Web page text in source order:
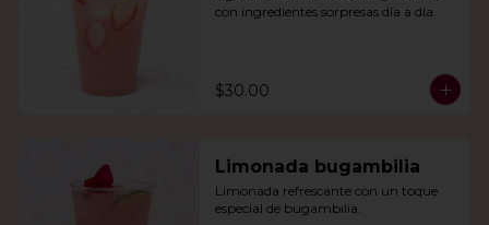
con ingredientes sorpresas día a día.
$30.00
Limonada bugambilia
Limonada refrescante con un toque
especial de bugambilia.